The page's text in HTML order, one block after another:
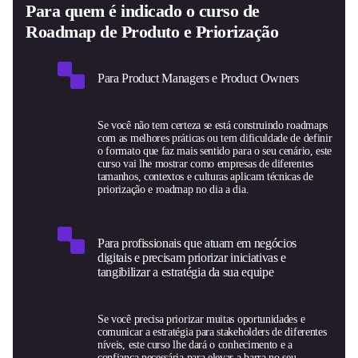
Para quem é indicado o curso de
Roadmap de Produto e Priorização
Para Product Managers e Product Owners
Se você não tem certeza se está construindo roadmaps
com as melhores práticas ou tem dificuldade de definir
o formato que faz mais sentido para o seu cenário, este
curso vai lhe mostrar como empresas de diferentes
tamanhos, contextos e culturas aplicam técnicas de
priorização e roadmap no dia a dia.
Para profissionais que atuam em negócios
digitais e precisam priorizar iniciativas e
tangibilizar a estratégia da sua equipe
Se você precisa priorizar muitas oportunidades e
comunicar a estratégia para stakeholders de diferentes
níveis, este curso lhe dará o conhecimento e a